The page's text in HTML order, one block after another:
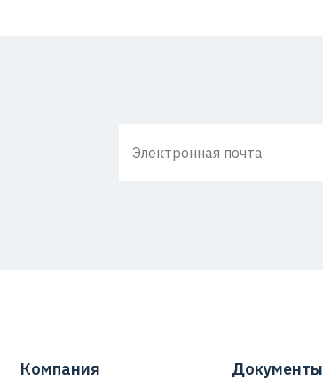
Компания Документы